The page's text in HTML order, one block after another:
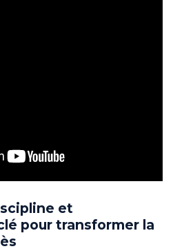
et
pour transformer la